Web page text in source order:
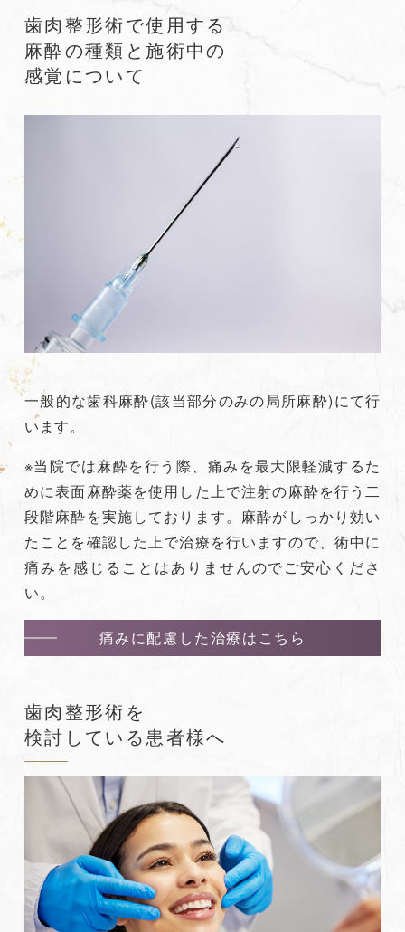
歯肉整形術で使用する
麻酔の種類と施術中の
感覚について
一般的な歯科麻酔(該当部分のみの局所麻酔)にて行
います。
※当院では麻酔を行う際、痛みを最大限軽減するた
めに表面麻酔薬を使用した上で注射の麻酔を行う二
段階麻酔を実施しております。麻酔がしっかり効い
たことを確認した上で治療を行いますので、術中に
痛みを感じることはありませんのでご安心くださ
い。
痛みに配慮した治療はこちら
歯肉整形術を
検討している患者様へ